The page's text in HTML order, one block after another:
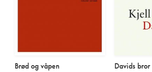
Brød og våpen Davids bror